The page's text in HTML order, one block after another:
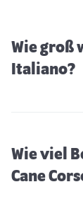
Wie groß
Italiano?
Wie viel
Cane